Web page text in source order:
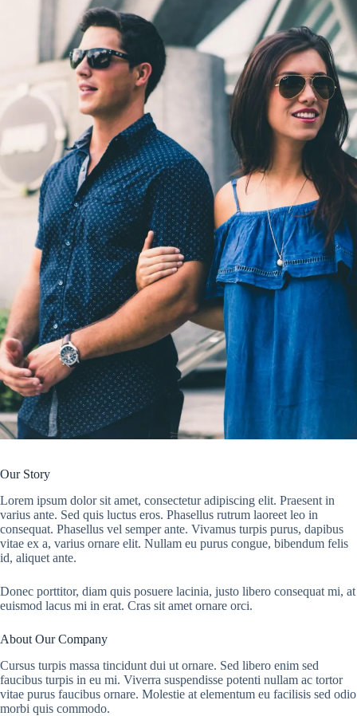
Our Story
Lorem ipsum dolor sit amet, consectetur adipiscing elit. Praesent in
varius ante. Sed quis luctus eros. Phasellus rutrum laoreet leo in
consequat. Phasellus vel semper ante. Vivamus turpis purus, dapibus
vitae ex a, varius ornare elit. Nullam eu purus congue, bibendum felis
id, aliquet ante.
Donec porttitor, diam quis posuere lacinia, justo libero consequat mi, at
euismod lacus mi in erat. Cras sit amet ornare orci.
About Our Company
Cursus turpis massa tincidunt dui ut ornare. Sed libero enim sed
faucibus turpis in eu mi. Viverra suspendisse potenti nullam ac tortor
vitae purus faucibus ornare. Molestie at elementum eu facilisis sed odio
morbi quis commodo.